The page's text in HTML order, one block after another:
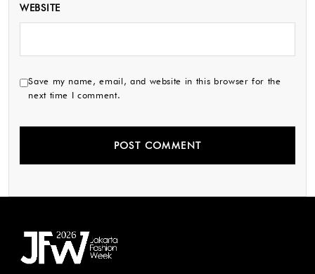
WEBSITE
Save my name, email, and website in this browser for the
next time I comment.